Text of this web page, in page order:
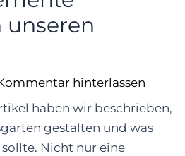
unseren
hinterlassen
haben wir beschrieben,
gestalten und was
Nicht nur eine